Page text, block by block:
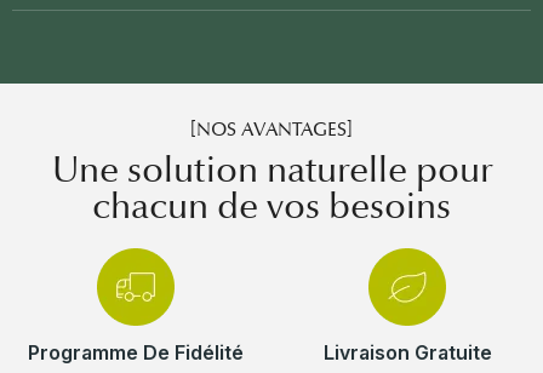
[NOS AVANTAGES]
Une solution naturelle pour
chacun de vos besoins
Programme De Fidélité
Livraison Gratuite